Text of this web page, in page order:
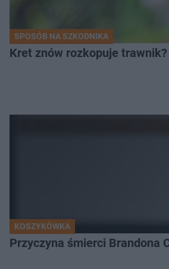
SPOSÓB NA SZKODNIKA
Kret znów rozkopuje
KOSZYKÓWKA
Przyczyna śmierci Brandona